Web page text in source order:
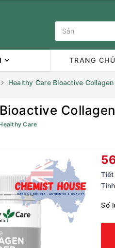
TRANG CHỦ
Healthy Care Bioactive
Care
Số